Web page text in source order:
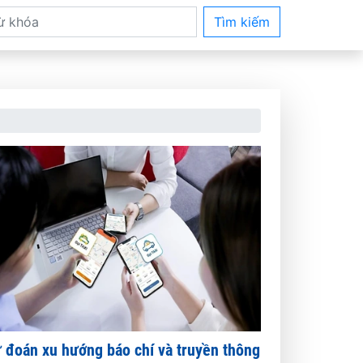
Tìm kiếm
đoán xu hướng báo chí và truyền thông